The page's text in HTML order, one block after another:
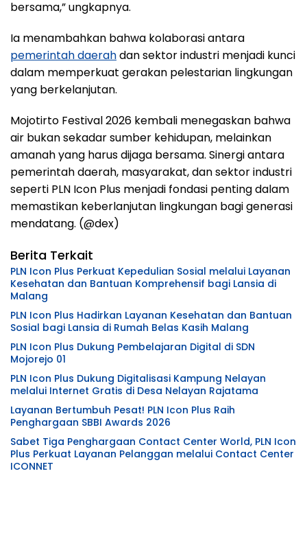
bersama,” ungkapnya.
Ia menambahkan bahwa kolaborasi antara
pemerintah daerahdan sektor industri menjadi kunci
dalam memperkuat gerakan pelestarian lingkungan
yang berkelanjutan.
Mojotirto Festival 2026 kembali menegaskan bahwa
air bukan sekadar sumber kehidupan, melainkan
amanah yang harus dijaga bersama. Sinergi antara
pemerintah daerah, masyarakat, dan sektor industri
seperti PLN Icon Plus menjadi fondasi penting dalam
memastikan keberlanjutan lingkungan bagi generasi
mendatang. (@dex)
Berita Terkait
PLN Icon Plus Perkuat Kepedulian Sosial melalui Layanan
Kesehatan dan Bantuan Komprehensif bagi Lansia di
Malang
PLN Icon Plus Hadirkan Layanan Kesehatan dan Bantuan
Sosial bagi Lansia di Rumah Belas Kasih Malang
PLN Icon Plus Dukung Pembelajaran Digital di SDN
Mojorejo 01
PLN Icon Plus Dukung Digitalisasi Kampung Nelayan
melalui Internet Gratis di Desa Nelayan Rajatama
Layanan Bertumbuh Pesat! PLN Icon Plus Raih
Penghargaan SBBI Awards 2026
Sabet Tiga Penghargaan Contact Center World, PLN Icon
Plus Perkuat Layanan Pelanggan melalui Contact Center
ICONNET